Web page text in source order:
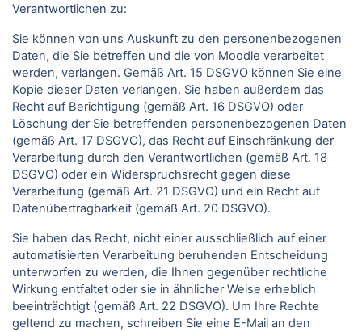
Verantwortlichen zu:
Sie können von uns Auskunft zu den personenbezogenen
Daten, die Sie betreffen und die von Moodle verarbeitet
werden, verlangen. Gemäß Art. 15 DSGVO können Sie eine
Kopie dieser Daten verlangen. Sie haben außerdem das
Recht auf Berichtigung (gemäß Art. 16 DSGVO) oder
Löschung der Sie betreffenden personenbezogenen Daten
(gemäß Art. 17 DSGVO), das Recht auf Einschränkung der
Verarbeitung durch den Verantwortlichen (gemäß Art. 18
DSGVO) oder ein Widerspruchsrecht gegen diese
Verarbeitung (gemäß Art. 21 DSGVO) und ein Recht auf
Datenübertragbarkeit (gemäß Art. 20 DSGVO).
Sie haben das Recht, nicht einer ausschließlich auf einer
automatisierten Verarbeitung beruhenden Entscheidung
unterworfen zu werden, die Ihnen gegenüber rechtliche
Wirkung entfaltet oder sie in ähnlicher Weise erheblich
beeinträchtigt (gemäß Art. 22 DSGVO). Um Ihre Rechte
geltend zu machen, schreiben Sie eine E-Mail an den